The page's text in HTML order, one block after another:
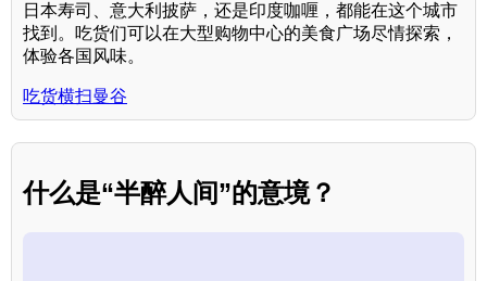
日本寿司、意大利披萨，还是印度咖喱，都能在这个城市
找到。吃货们可以在大型购物中心的美食广场尽情探索，
体验各国风味。
吃货横扫曼谷
什么是“半醉人间”的意境？